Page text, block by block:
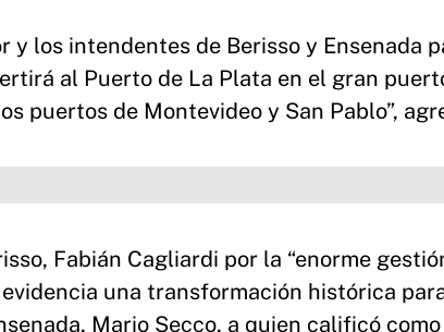
y los intendentes de Berisso y Ensenada
al Puerto de La Plata en el gran
puertos de Montevideo y San Pablo”,
Fabián Cagliardi por la “enorme
una transformación histórica
Mario Secco, a quien calificó como